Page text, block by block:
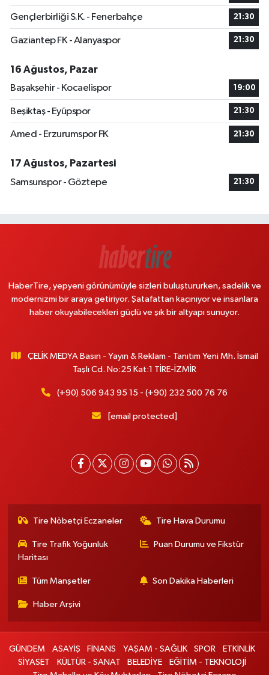
Gençlerbirliği S.K. - Fenerbahçe 21:30
Gaziantep FK - Alanyaspor 21:30
16 Ağustos, Pazar
Başakşehir - Kocaelispor
19:00
Beşiktaş - Eyüpspor 21:30
Amed - Erzurumspor FK 21:30
17 Ağustos, Pazartesi
Samsunspor - Göztepe
21:30
HaberTire, yepyeni görünümüyle sizleri buluştururken, sadelik ve
modernizmi bir araya getiriyor. Şatafattan kaçınıyor ve insanlara
haber okuyabilecekleri güçlü ve şık bir altyapı sunuyor.
ÇELİK MEDYA Basın - Yayın & Reklam - Tanıtım Yeni Mh. İsmail
Taşlı Cd. No:25 Kat:1 TİRE-İZMİR
(+90) 506 943 95 15 - (+90) 232 500 76 76
[email protected]
Tire Nöbetçi Eczaneler Tire Hava Durumu
Tire Trafik Yoğunluk
Haritası
Puan Durumu ve Fikstür
Tüm Manşetler Son Dakika Haberleri
Haber Arşivi
GÜNDEM ASAYİŞ FİNANS YAŞAM - SAĞLIK SPOR
ETKİNLİK
SİYASET
KÜLTÜR - SANAT BELEDİYE
EĞİTİM - TEKNOLOJİ